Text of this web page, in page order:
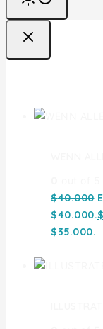
$40.000
$40.000.$
$35.000.